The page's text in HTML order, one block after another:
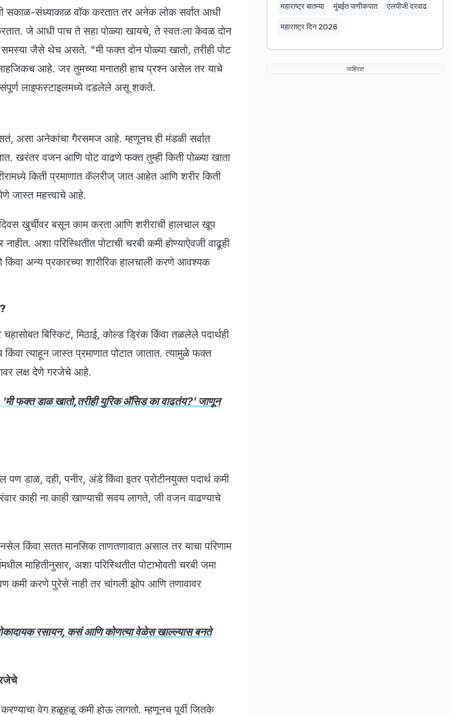
सकाळ-संध्याकाळ वॉक करतात तर अनेक लोक सर्वात आधी
जे आधी पाच ते सहा पोळ्या खायचे, ते स्वतःला केवळ दोन
समस्या जैसे थेच असते. "मी फक्त दोन पोळ्या खातो, तरीही पोट
आहे. जर तुमच्या मनातही हाच प्रश्न असेल तर याचे
संपूर्ण लाइफस्टाइलमध्ये दडलेले असू शकते.
असतं, असा अनेकांचा गैरसमज आहे. म्हणूनच ही मंडळी सर्वात
खरंतर वजन आणि पोट वाढणे फक्त तुम्ही किती पोळ्या खाता
किती प्रमाणात कॅलरीज् जात आहेत आणि शरीर किती
जास्त महत्त्वाचे आहे.
खुर्चीवर बसून काम करता आणि शरीराची हालचाल खूप
अशा परिस्थितीत पोटाची चरबी कमी होण्याऐवजी वाढूही
अन्य प्रकारच्या शारीरिक हालचाली करणे आवश्यक
बिस्किटं, मिठाई, कोल्ड ड्रिंक किंवा तळलेले पदार्थही
त्याहून जास्त प्रमाणात पोटात जातात. त्यामुळे फक्त
लक्ष देणे गरजेचे आहे.
डाळ खातो,तरीही युरिक अ‍ॅसिड का वाढतंय?' जाणून
डाळ, दही, पनीर, अंडे किंवा इतर प्रोटीनयुक्त पदार्थ कमी
काही ना काही खाण्याची सवय लागते, जी वजन वाढण्याचे
किंवा सतत मानसिक ताणतणावात असाल तर याचा परिणाम
माहितीनुसार, अशा परिस्थितीत पोटाभोवती चरबी जमा
कमी करणे पुरेसे नाही तर चांगली झोप आणि तणावावर
रसायन, कसं आणि कोणत्या वेळेस खाल्ल्यास बनते
वेग हळूहळू कमी होऊ लागतो. म्हणूनच पूर्वी जितके
महाराष्ट्र बातम्या मुंबईत पाणीकपात एलपीजी दरवाढ
महाराष्ट्र दिन 2026
जाहिरात